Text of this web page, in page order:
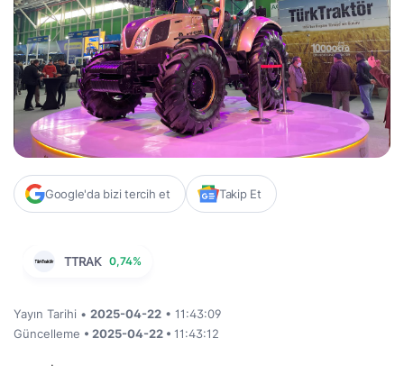
Google'da bizi tercih et Takip Et
TTRAK 0,74%
Yayın Tarihi • 2025-04-22 • 11:43:09
Güncelleme • 2025-04-22 • 11:43:12